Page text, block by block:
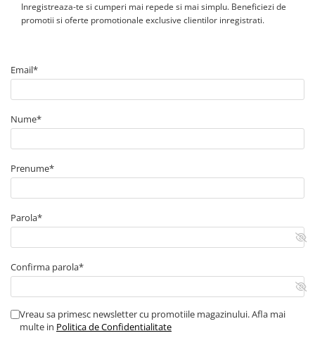
Inregistreaza-te si cumperi mai repede si mai simplu. Beneficiezi de
promotii si oferte promotionale exclusive clientilor inregistrati.
Email*
Nume*
Prenume*
Parola*
Confirma parola*
Vreau sa primesc newsletter cu promotiile magazinului. Afla mai
multe in Politica de Confidentialitate